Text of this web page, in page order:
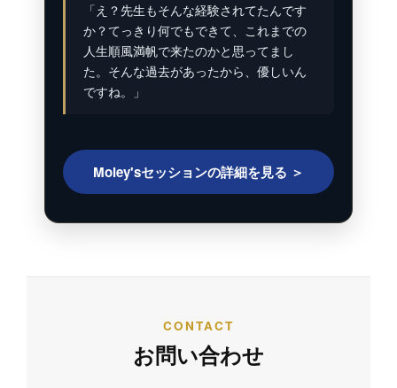
「え？先生もそんな経験されてたんです
か？てっきり何でもできて、これまでの
人生順風満帆で来たのかと思ってまし
た。そんな過去があったから、優しいん
ですね。」
Moley'sセッションの詳細を見る ＞
CONTACT
お問い合わせ